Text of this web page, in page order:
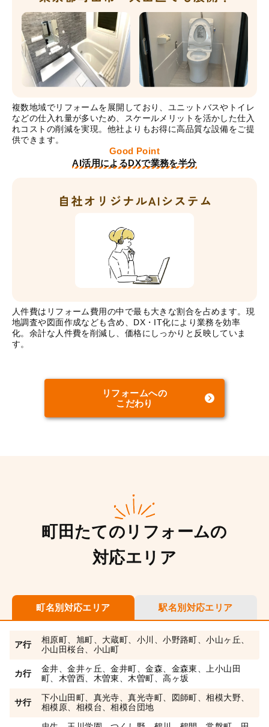
複数地域でリフォームを展開しており、ユニットバスやトイレ
などの仕入れ量が多いため、スケールメリットを活かした仕入
れコストの削減を実現。他社よりもお得に高品質な設備をご提
供できます。
Good Point
AI活用によるDXで業務を半分
人件費はリフォーム費用の中で最も大きな割合を占めます。現
地調査や図面作成なども含め、DX・IT化により業務を効率
化。余計な人件費を削減し、価格にしっかりと反映していま
す。
リフォームへの
こだわり
町田たてのリフォームの
対応エリア
町名別対応エリア 駅名別対応エリア
ア行
相原町、旭町、大蔵町、小川、小野路町、小山ヶ丘、
小山田桜台、小山町
カ行
金井、金井ヶ丘、金井町、金森、金森東、上小山田
町、木曽西、木曽東、木曽町、高ヶ坂
サ行
下小山田町、真光寺、真光寺町、図師町、相模大野、
相模原、相模台、相模台団地